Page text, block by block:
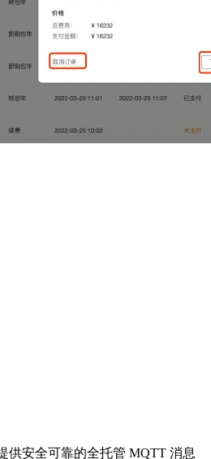
供安全可靠的全托管 MQTT 消息